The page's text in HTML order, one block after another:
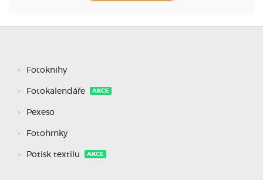
Fotoknihy
Fotokalendáře AKCE
Pexeso
Fotohrnky
Potisk textilu AKCE